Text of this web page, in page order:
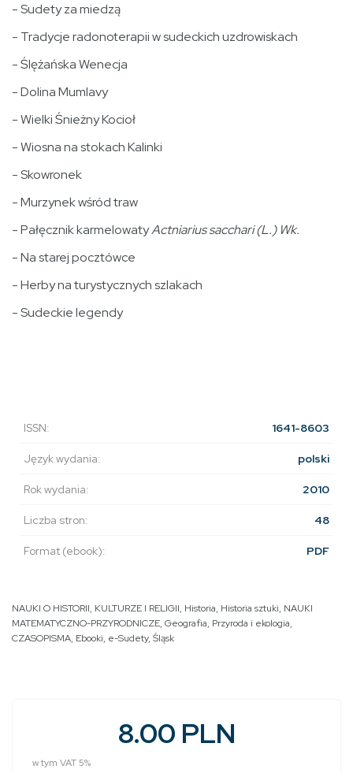
- Sudety za miedzą
- Tradycje radonoterapii w sudeckich uzdrowiskach
- Ślężańska Wenecja
- Dolina Mumlavy
- Wielki Śnieżny Kocioł
- Wiosna na stokach Kalinki
- Skowronek
- Murzynek wśród traw
- Pałęcznik karmelowatyActniarius sacchari (L.) Wk.
- Na starej pocztówce
- Herby na turystycznych szlakach
- Sudeckie legendy
ISSN: 1641-8603
Język wydania: polski
Rok wydania: 2010
Liczba stron: 48
Format (ebook): PDF
NAUKI O HISTORII, KULTURZE I RELIGII, Historia, Historia sztuki, NAUKI
MATEMATYCZNO-PRZYRODNICZE, Geografia, Przyroda i ekologia,
CZASOPISMA, Ebooki, e-Sudety, Śląsk
8.00 PLN
w tym VAT 5%